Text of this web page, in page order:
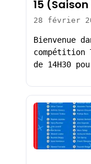
15
28 février
Bienvenue
compétition
de 14H30